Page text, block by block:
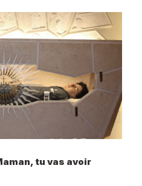
tu vas avoir